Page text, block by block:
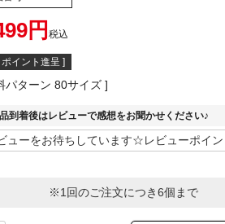
税込
ポイント進呈 ]
パターン 80サイズ
到着後はレビューで感想をお聞かせください♪
※1回のご注文につき6個まで